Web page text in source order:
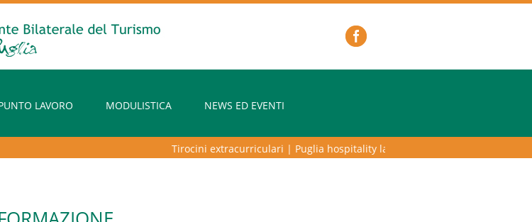
LAVORO MODULISTICA
NEWS ED EVENTI
Tirocini extracurriculari|Puglia hospitality lab – programma di alta